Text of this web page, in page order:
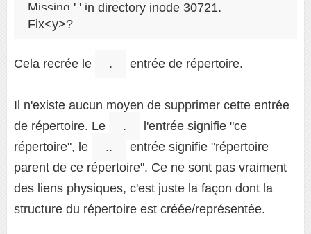
Missing '.' in directory inode 30721.
Cela recrée le . entrée de répertoire.
Il n'existe aucun moyen de supprimer cette entrée
de répertoire. Le
.
l'entrée signifie "ce
répertoire", le
..
entrée signifie "répertoire
parent de ce répertoire". Ce ne sont pas vraiment
des liens physiques, c'est juste la façon dont la
structure du répertoire est créée/représentée.